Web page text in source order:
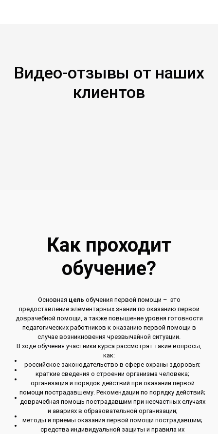
Видео-отзывы от наших
клиентов
Как проходит
обучение?
Основная цель обучения первой помощи – это
предоставление элементарных знаний по оказанию первой
доврачебной помощи, а также повышение уровня готовности
педагогических работников к оказанию первой помощи в
случае возникновения чрезвычайной ситуации.
В ходе обучения участники курса рассмотрят такие вопросы,
как:
российское законодательство в сфере охраны здоровья;
краткие сведения о строении организма человека;
организация и порядок действий при оказании первой
помощи пострадавшему. Рекомендации по порядку действий;
доврачебная помощь пострадавшим при несчастных случаях
и авариях в образовательной организации;
методы и приемы оказания первой помощи пострадавшим;
средства индивидуальной защиты и правила их